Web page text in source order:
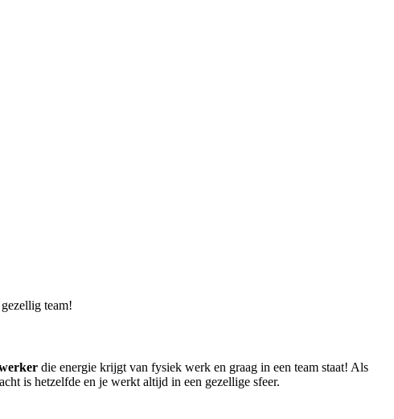
team!
die energie krijgt van fysiek werk en graag in een team staat! Als
is hetzelfde en je werkt altijd in een gezellige sfeer.